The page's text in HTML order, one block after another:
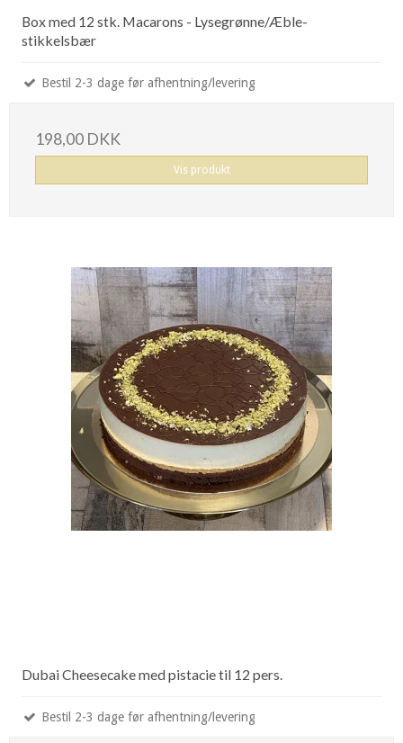
Box med 12 stk. Macarons - Lysegrønne/Æble-
stikkelsbær
Bestil 2-3 dage før afhentning/levering
198,00 DKK
Vis produkt
Dubai Cheesecake med pistacie til 12 pers.
Bestil 2-3 dage før afhentning/levering